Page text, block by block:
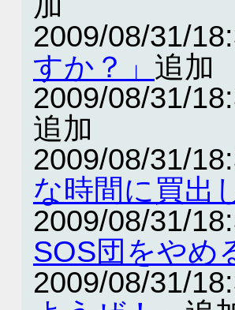
2009/08/31/
すか？」 追加
2009/08/31/
追加
2009/08/31/
な時間に買出
2009/08/31/
SOS団をやめ
2009/08/31/